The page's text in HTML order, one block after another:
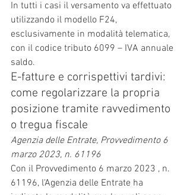
In tutti i casi il versamento va effettuato
utilizzando il modello F24,
esclusivamente in modalità telematica,
con il codice tributo 6099 – IVA annuale
saldo.
E-fatture e corrispettivi tardivi:
come regolarizzare la propria
posizione tramite ravvedimento
o tregua fiscale
Agenzia delle Entrate, Provvedimento 6
marzo 2023, n. 61196
Con il Provvedimento 6 marzo 2023 , n.
61196, l'Agenzia delle Entrate ha